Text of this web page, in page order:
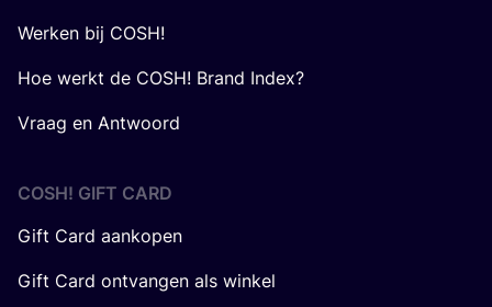
Werken bij COSH!
Hoe werkt de COSH! Brand Index?
Vraag en Antwoord
COSH! GIFT CARD
Gift Card aankopen
Gift Card ontvangen als winkel